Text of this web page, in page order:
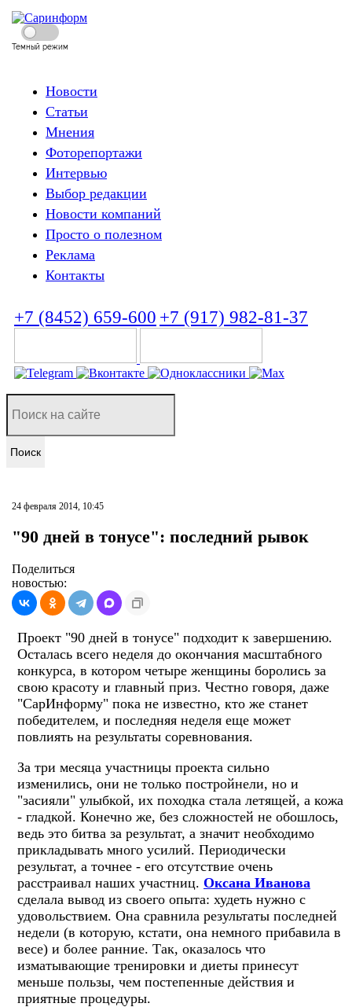
Темный режим
Новости
Статьи
Мнения
Фоторепортажи
Интервью
Выбор редакции
Новости компаний
Просто о полезном
Реклама
Контакты
+7 (8452) 659-600 +7 (917) 982-81-37
Поиск
24 февраля 2014, 10:45
"90 дней в тонусе": последний рывок
Поделиться
новостью:
Проект "90 дней в тонусе" подходит к завершению.
Осталась всего неделя до окончания масштабного
конкурса, в котором четыре женщины боролись за
свою красоту и главный приз. Честно говоря, даже
"СарИнформу" пока не известно, кто же станет
победителем, и последняя неделя еще может
повлиять на результаты соревнования.
За три месяца участницы проекта сильно
изменились, они не только постройнели, но и
"засияли" улыбкой, их походка стала летящей, а кожа
- гладкой. Конечно же, без сложностей не обошлось,
ведь это битва за результат, а значит необходимо
прикладывать много усилий. Периодически
результат, а точнее - его отсутствие очень
расстраивал наших участниц. Оксана Иванова
сделала вывод из своего опыта: худеть нужно с
удовольствием. Она сравнила результаты последней
недели (в которую, кстати, она немного прибавила в
весе) и более ранние. Так, оказалось что
изматывающие тренировки и диеты принесут
меньше пользы, чем постепенные действия и
приятные процедуры.